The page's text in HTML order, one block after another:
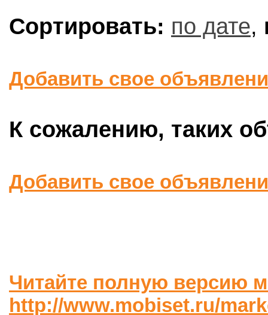
Сортировать: по дате,
Добавить свое
К сожалению, таких
Добавить свое
Читайте полную версию
http://www.mobiset.ru/